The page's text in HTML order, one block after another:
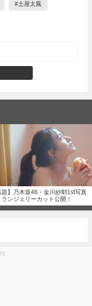
#土屋太鳳
題】乃木坂46・金川紗耶1st写真
ンジェリーカット公開！